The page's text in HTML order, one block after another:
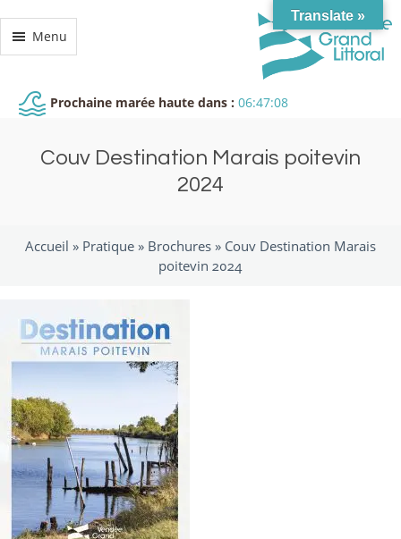
Menu
Prochaine marée haute dans : 06:47:08
Couv Destination Marais poitevin
2024
Accueil » Pratique » Brochures » Couv Destination Marais
poitevin 2024
Translate »